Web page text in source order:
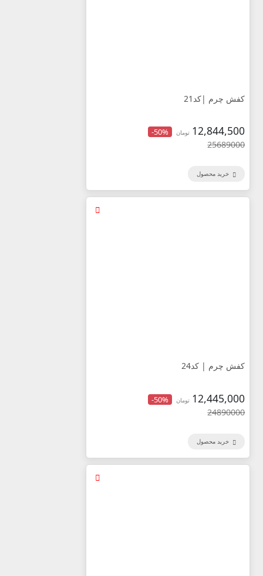
کفش چرم |کد21
12,844,500 تومان -50%
25689000
خرید محصول
کفش چرم | کد24
12,445,000 تومان -50%
24890000
خرید محصول